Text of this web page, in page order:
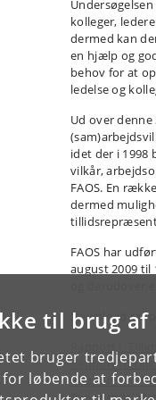
til brug af
bruger
løbende at
kolleger,
dermed kan
en hjælp og
behov for at
ledelse og
Ud over
idet der i 1998
vilkår,
FAOS. En
dermed
FAOS har
august 2009
Download
Rapport II:
Rapport III: